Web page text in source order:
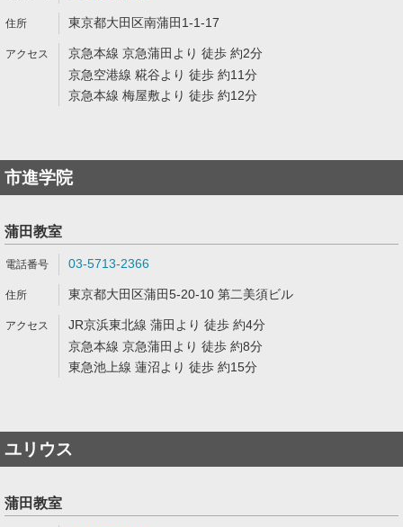
東京都大田区南蒲田1-1-17
京急本線 京急蒲田より 徒歩 約2分
京急空港線 糀谷より 徒歩 約11分
京急本線 梅屋敷より 徒歩 約12分
市進学院
蒲田教室
03-5713-2366
東京都大田区蒲田5-20-10 第二美須ビル
JR京浜東北線 蒲田より 徒歩 約4分
京急本線 京急蒲田より 徒歩 約8分
東急池上線 蓮沼より 徒歩 約15分
ユリウス
蒲田教室